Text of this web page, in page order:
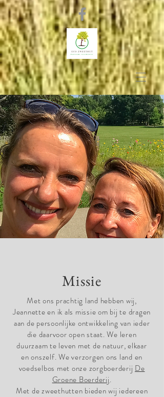
Missie
Met ons prachtig land hebben wij,
Jeannette en ik als missie om bij te dragen
aan de persoonlijke ontwikkeling van ieder
die daarvoor open staat. We leren
duurzaam te leven met de natuur, elkaar
en onszelf. We verzorgen ons land en
voedselbos met onze zorgboerderij De
Groene Boerderij.
Met de zweethutten bieden wij iedereen